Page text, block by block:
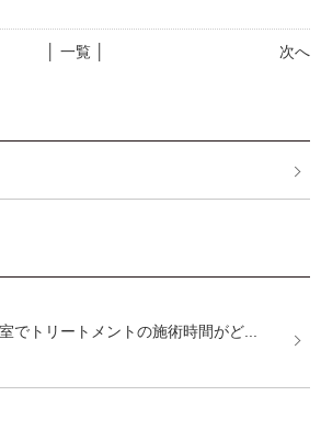
次へ
│ 一覧 │
でトリートメントの施術時間がど...